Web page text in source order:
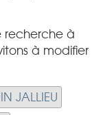
recherche à
à modifier
JALLIEU